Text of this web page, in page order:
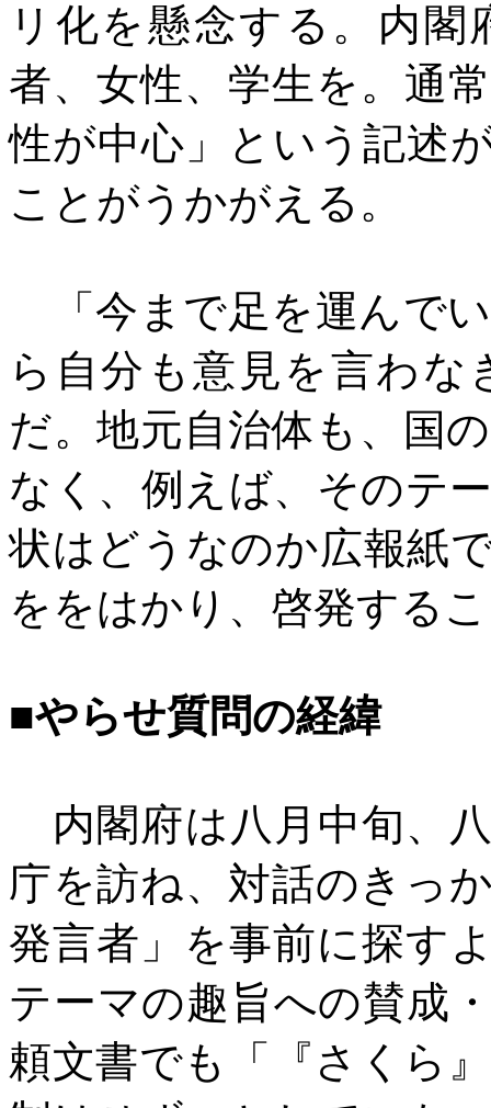
リ化を懸念する。内
者、女性、学生を。通
性が中心」という記述
ことがうかがえる。
「今まで足を運んで
ら自分も意見を言わ
だ。地元自治体も、国
なく、例えば、そのテ
状はどうなのか広報紙
ををはかり、啓発する
■やらせ質問の経緯
内閣府は八月中旬、
庁を訪ね、対話のきっ
発言者」を事前に探す
テーマの趣旨への賛成
頼文書でも「『さくら